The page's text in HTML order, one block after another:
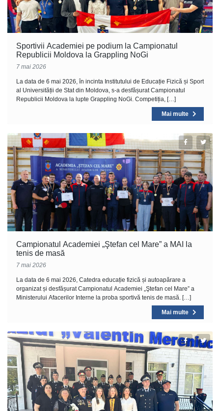
Sportivii Academiei pe podium la Campionatul
Republicii Moldova la Grappling NoGi
7 mai 2026
La data de 6 mai 2026, în incinta Institutului de Educație Fizică și Sport
al Universității de Stat din Moldova, s-a desfășurat Campionatul
Republicii Moldova la lupte Grappling NoGi. Competiția, […]
Mai multe
Campionatul Academiei „Ştefan cel Mare” a MAI la
tenis de masă
7 mai 2026
La data de 6 mai 2026, Catedra educație fizică și autoapărare a
organizat și desfășurat Campionatul Academiei „Ştefan cel Mare” a
Ministerului Afacerilor Interne la proba sportivă tenis de masă. […]
Mai multe